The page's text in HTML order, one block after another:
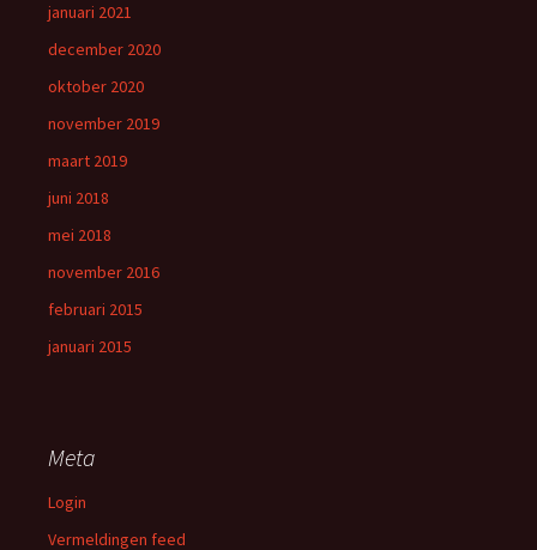
januari 2021
december 2020
oktober 2020
november 2019
maart 2019
juni 2018
mei 2018
november 2016
februari 2015
januari 2015
Meta
Login
Vermeldingen feed